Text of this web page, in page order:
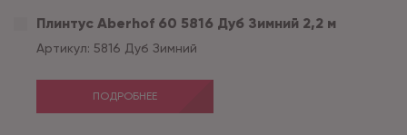
Плинтус Aberhof 60 5816 Дуб Зимний 2,2 м
Артикул: 5816 Дуб Зимний
ПОДРОБНЕЕ